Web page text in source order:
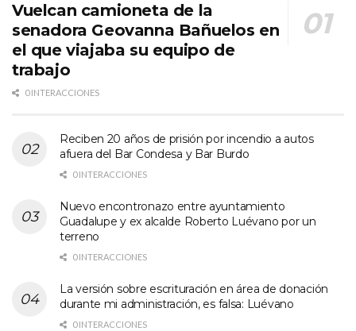
Vuelcan camioneta de la
senadora Geovanna Bañuelos en
el que viajaba su equipo de
trabajo
0 INTERACCIONES
Reciben 20 años de prisión por incendio a autos
afuera del Bar Condesa y Bar Burdo
0 INTERACCIONES
Nuevo encontronazo entre ayuntamiento
Guadalupe y ex alcalde Roberto Luévano por un
terreno
0 INTERACCIONES
La versión sobre escrituración en área de donación
durante mi administración, es falsa: Luévano
0 INTERACCIONES